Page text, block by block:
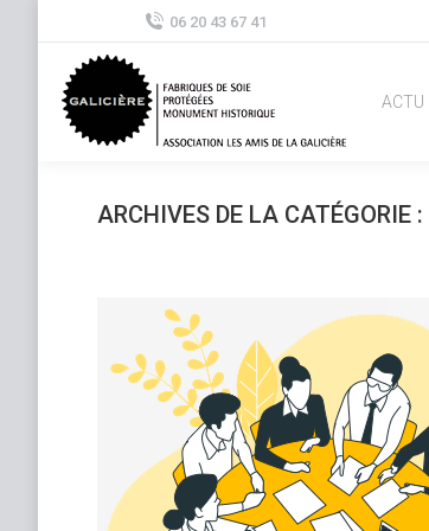
06 20 43 67 41
ACTU
ARCHIVES DE LA CATÉGORIE :